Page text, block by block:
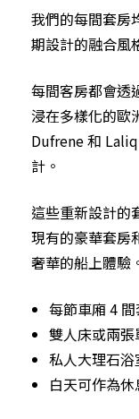
我們的每間套房
期設計的融合風
每間客房都會透
浸在多樣化的歐
Dufrene 和
計。
這些重新設計的
現有的豪華套房
奢華的船上體驗
每節車廂 4
雙人床或兩張
私人大理石
白天可作為